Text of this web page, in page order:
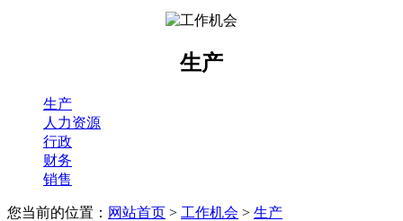
生产
生产
人力资源
行政
财务
销售
您当前的位置： 网站首页 > 工作机会 > 生产